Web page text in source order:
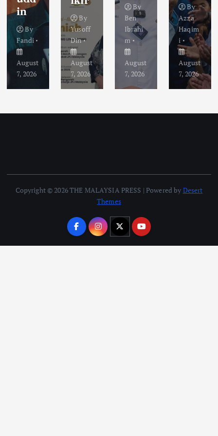
in
By
Fandi
August
7, 2026
By
Yusoff
Din
August
7, 2026
By
Ben
Ibrahi
m
August
7, 2026
By
Azza
Haqim
i
August
7, 2026
Copyright © 2026 THE MALAYSIA PRESS | Powered by Desert
Themes